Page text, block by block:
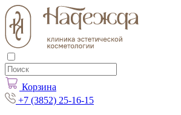
Корзина
+7 (3852) 25-16-15